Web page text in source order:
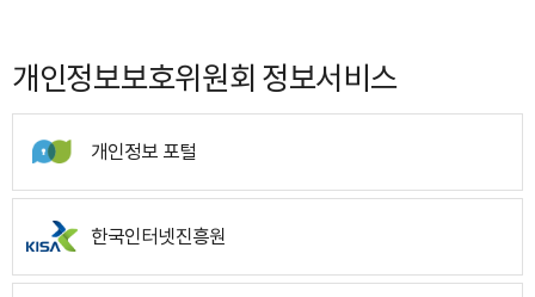
개인정보보호위원회 정보서비스
개인정보 포털
한국인터넷진흥원